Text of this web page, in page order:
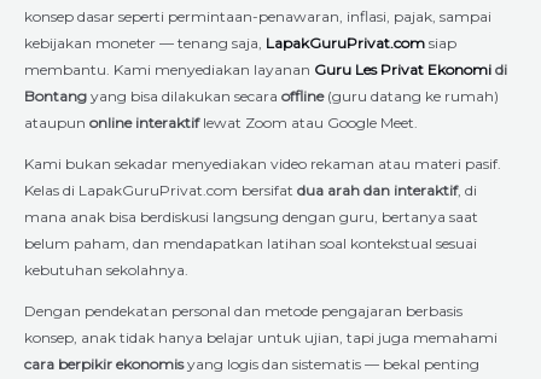
konsep dasar seperti permintaan-penawaran, inflasi, pajak, sampai
kebijakan moneter — tenang saja, LapakGuruPrivat.com siap
membantu. Kami menyediakan layanan Guru Les Privat Ekonomi di
Bontang yang bisa dilakukan secara offline(guru datang ke rumah)
ataupun online interaktiflewat Zoom atau Google Meet.
Kami bukan sekadar menyediakan video rekaman atau materi pasif.
Kelas di LapakGuruPrivat.com bersifat dua arah dan interaktif, di
mana anak bisa berdiskusi langsung dengan guru, bertanya saat
belum paham, dan mendapatkan latihan soal kontekstual sesuai
kebutuhan sekolahnya.
Dengan pendekatan personal dan metode pengajaran berbasis
konsep, anak tidak hanya belajar untuk ujian, tapi juga memahami
cara berpikir ekonomisyang logis dan sistematis — bekal penting